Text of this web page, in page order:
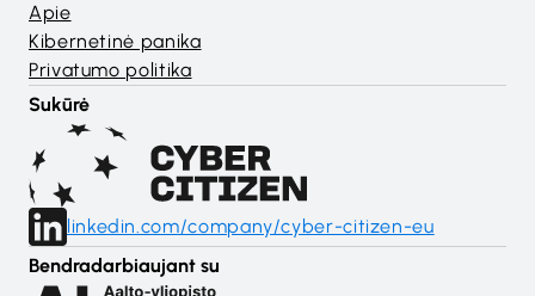
Apie
Kibernetinė panika
Privatumo politika
Sukūrė
linkedin.com/company/cyber-citizen-eu
Bendradarbiaujant su